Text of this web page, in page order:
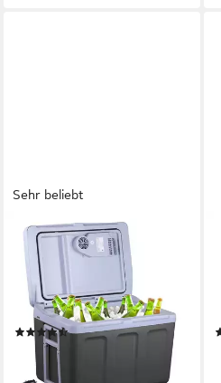
Sehr beliebt
AREBOS
Elektrische Kühlbox 40L,
Mobil Kühlschrank ECO
Modus, Kühlen & Warmhalten,
2 Programme: COLD & HOT
(38)
79,90 €
-47%